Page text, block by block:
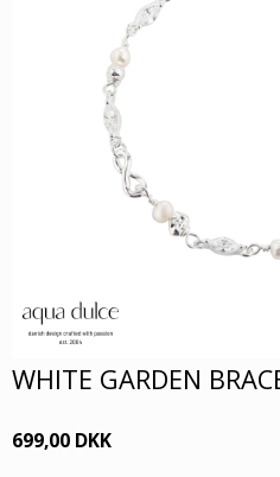
WHITE GARDEN
699,00 DKK